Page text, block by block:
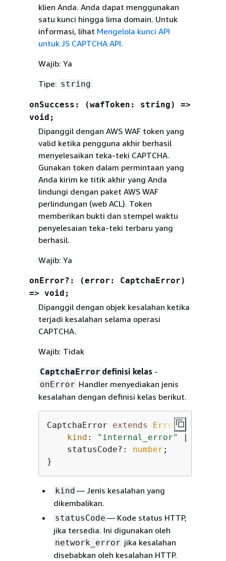
klien Anda. Anda dapat menggunakan
satu kunci hingga lima domain. Untuk
informasi, lihat Mengelola kunci API
untuk JS CAPTCHA API.
Wajib: Ya
Tipe: string
onSuccess: (wafToken: string) =>
void;
Dipanggil dengan AWS WAF token yang
valid ketika pengguna akhir berhasil
menyelesaikan teka-teki CAPTCHA.
Gunakan token dalam permintaan yang
Anda kirim ke titik akhir yang Anda
lindungi dengan paket AWS WAF
perlindungan (web ACL). Token
memberikan bukti dan stempel waktu
penyelesaian teka-teki terbaru yang
berhasil.
Wajib: Ya
onError?: (error: CaptchaError)
=> void;
Dipanggil dengan objek kesalahan ketika
terjadi kesalahan selama operasi
CAPTCHA.
Wajib: Tidak
CaptchaError definisi kelas -
onError Handler menyediakan jenis
kesalahan dengan definisi kelas berikut.
CaptchaError extends Error {
kind : "internal_error" |
    statusCode?:
number ;
}
kind — Jenis kesalahan yang
dikembalikan.
statusCode — Kode status HTTP,
jika tersedia. Ini digunakan oleh
network_error jika kesalahan
disebabkan oleh kesalahan HTTP.